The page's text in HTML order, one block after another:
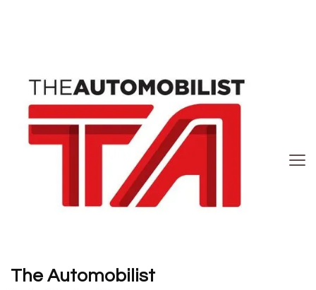
The Automobilist